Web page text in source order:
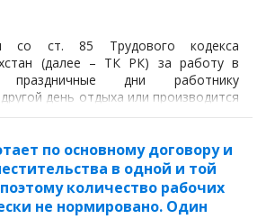
со ст. 85 Трудового кодекса
(далее – ТК РК) за работу в
дни работнику
день отдыха или производится
размере по условиям трудового
исходя из дневной или часовой
по основному договору и
в одной и той
количество рабочих
не нормировано. Один